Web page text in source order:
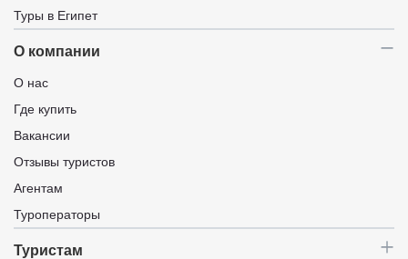
Туры в Египет
О компании
О нас
Где купить
Вакансии
Отзывы туристов
Агентам
Туроператоры
Туристам